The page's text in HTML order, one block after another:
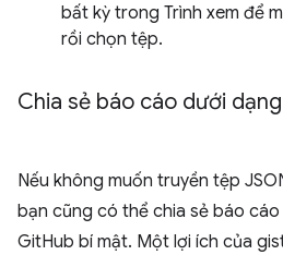
bất kỳ trong Trình xem để
rồi chọn tệp.
Chia sẻ báo cáo dưới
Nếu không muốn truyền tệp
bạn cũng có thể chia sẻ báo
GitHub bí mật. Một lợi ích của